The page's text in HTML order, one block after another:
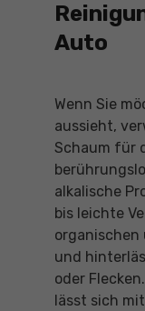
Auto
Wenn Sie
aussieht,
Schaum für
alkalische
bis leichte
organischen
und
oder
lässt sich